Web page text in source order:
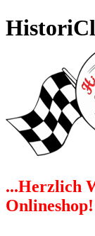
...Herzlich
Onlineshop!